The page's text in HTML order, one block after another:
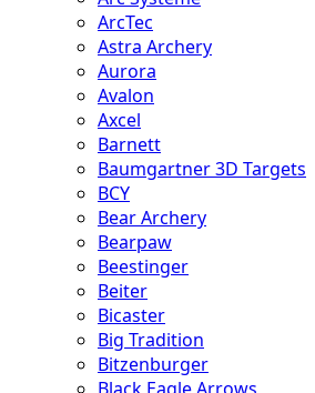
ArcTec
Astra Archery
Aurora
Avalon
Axcel
Barnett
Baumgartner 3D Targets
BCY
Bear Archery
Bearpaw
Beestinger
Beiter
Bicaster
Big Tradition
Bitzenburger